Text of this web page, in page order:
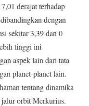
derajat terhadap
dengan
sekitar 3,39 dan 0
tinggi ini
aspek lain dari tata
planet-planet lain.
tentang dinamika
jalur orbit Merkurius.